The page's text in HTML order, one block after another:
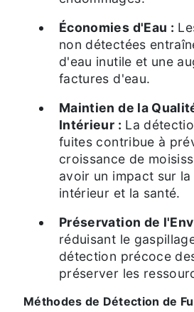
Économies d'Eau :
non détectées
d'eau inutile et une
factures d'eau.
Maintien de la
Intérieur : La
fuites contribue à
croissance de
avoir un impact sur
intérieur et la santé.
Préservation de
réduisant le
détection précoce
préserver les
Méthodes de Détection de